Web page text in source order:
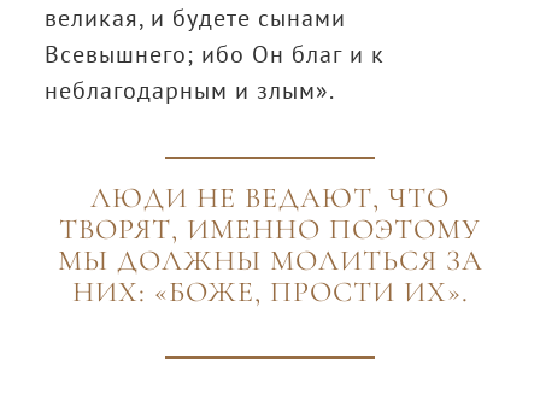
великая, и будете сынами
Всевышнего; ибо Он благ и к
неблагодарным и злым».
ЛЮДИ НЕ ВЕДАЮТ, ЧТО
ТВОРЯТ, ИМЕННО ПОЭТОМУ
МЫ ДОЛЖНЫ МОЛИТЬСЯ ЗА
НИХ: «БОЖЕ, ПРОСТИ ИХ».